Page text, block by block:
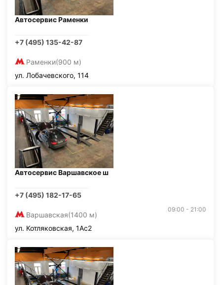
Автосервис Раменки
+7 (495) 135-42-87
Раменки(900 м)
ул. Лобачевского, 114
Автосервис Варшавское ш
+7 (495) 182-17-65
Варшавская(1400 м)
09:00 - 21:00
ул. Котляковская, 1Ас2